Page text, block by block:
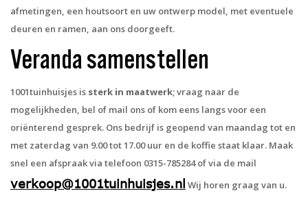
afmetingen, een houtsoort en uw ontwerp model, met eventuele
deuren en ramen, aan ons doorgeeft.
Veranda samenstellen
1001tuinhuisjes is sterk in maatwerk; vraag naar de
mogelijkheden, bel of mail ons of kom eens langs voor een
oriënterend gesprek. Ons bedrijf is geopend van maandag tot en
met zaterdag van 9.00 tot 17.00 uur en de koffie staat klaar. Maak
snel een afspraak via telefoon 0315-785284 of via de mail
verkoop@1001tuinhuisjes.nl Wij horen graag van u.